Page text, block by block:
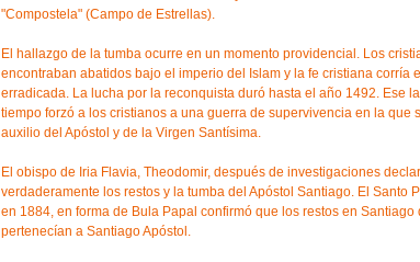
"Compostela" (Campo de Estrellas).
El hallazgo de la tumba ocurre en un momento providencial. Los
encontraban abatidos bajo el imperio del Islam y la fe cristiana corría
erradicada. La lucha por la reconquista duró hasta el año 1492. Ese
tiempo forzó a los cristianos a una guerra de supervivencia en la que
auxilio del Apóstol y de la Virgen Santísima.
El obispo de Iria Flavia, Theodomir, después de investigaciones
verdaderamente los restos y la tumba del Apóstol Santiago. El Santo
en 1884, en forma de Bula Papal confirmó que los restos en Santiago
pertenecían a Santiago Apóstol.